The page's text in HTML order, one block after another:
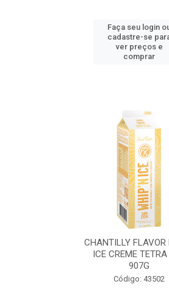
Faça seu login
cadastre-se
ver preços e
comprar
CHANTILLY FLAVOR
ICE CREME
907G
Código: 43502